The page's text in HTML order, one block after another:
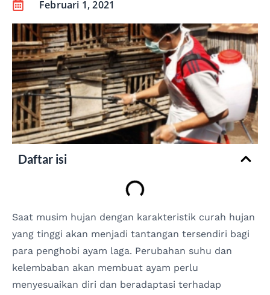
Februari 1, 2021
Daftar isi
Saat musim hujan dengan karakteristik curah hujan
yang tinggi akan menjadi tantangan tersendiri bagi
para penghobi ayam laga. Perubahan suhu dan
kelembaban akan membuat ayam perlu
menyesuaikan diri dan beradaptasi terhadap